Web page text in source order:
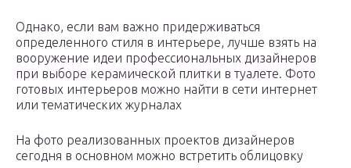
Однако, если вам важно придерживаться
определенного стиля в интерьере, лучше взять на
вооружение идеи профессиональных дизайнеров
при выборе керамической плитки в туалете. Фото
готовых интерьеров можно найти в сети интернет
или тематических журналах
На фото реализованных проектов дизайнеров
сегодня в основном можно встретить облицовку